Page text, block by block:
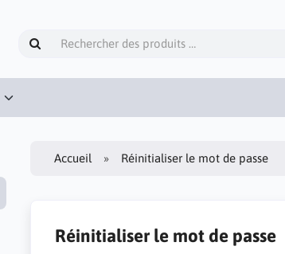
Accueil Réinitialiser le mot de passe
Réinitialiser le mot de passe